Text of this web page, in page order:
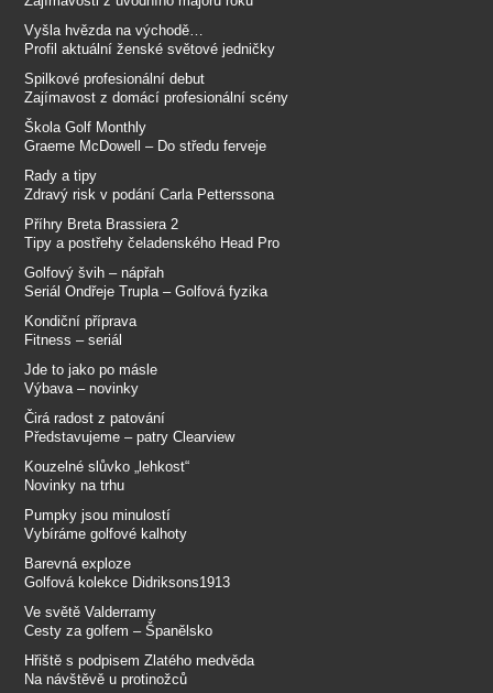
Vyšla hvězda na východě…
Profil aktuální ženské světové jedničky
Spilkové profesionální debut
Zajímavost z domácí profesionální scény
Škola Golf Monthly
Graeme McDowell – Do středu ferveje
Rady a tipy
Zdravý risk v podání Carla Petterssona
Příhry Breta Brassiera 2
Tipy a postřehy čeladenského Head Pro
Golfový švih – nápřah
Seriál Ondřeje Trupla – Golfová fyzika
Kondiční příprava
Fitness – seriál
Jde to jako po másle
Výbava – novinky
Čirá radost z patování
Představujeme – patry Clearview
Kouzelné slůvko „lehkost“
Novinky na trhu
Pumpky jsou minulostí
Vybíráme golfové kalhoty
Barevná exploze
Golfová kolekce Didriksons1913
Ve světě Valderramy
Cesty za golfem – Španělsko
Hřiště s podpisem Zlatého medvěda
Na návštěvě u protinožců